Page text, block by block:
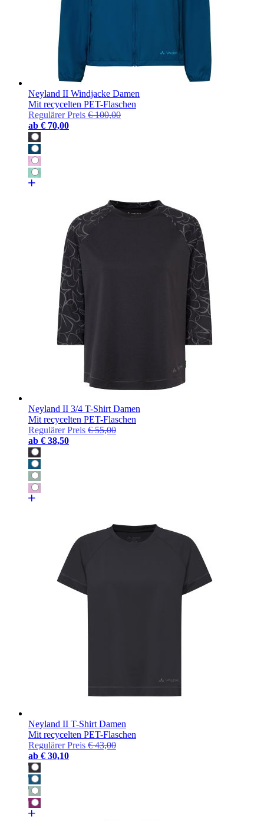
Neyland II Windjacke Damen
Mit recycelten PET-Flaschen
Regulärer Preis € 100,00
ab € 70,00
Neyland II 3/4 T-Shirt Damen
Mit recycelten PET-Flaschen
Regulärer Preis € 55,00
ab € 38,50
Neyland II T-Shirt Damen
Mit recycelten PET-Flaschen
Regulärer Preis € 43,00
ab € 30,10